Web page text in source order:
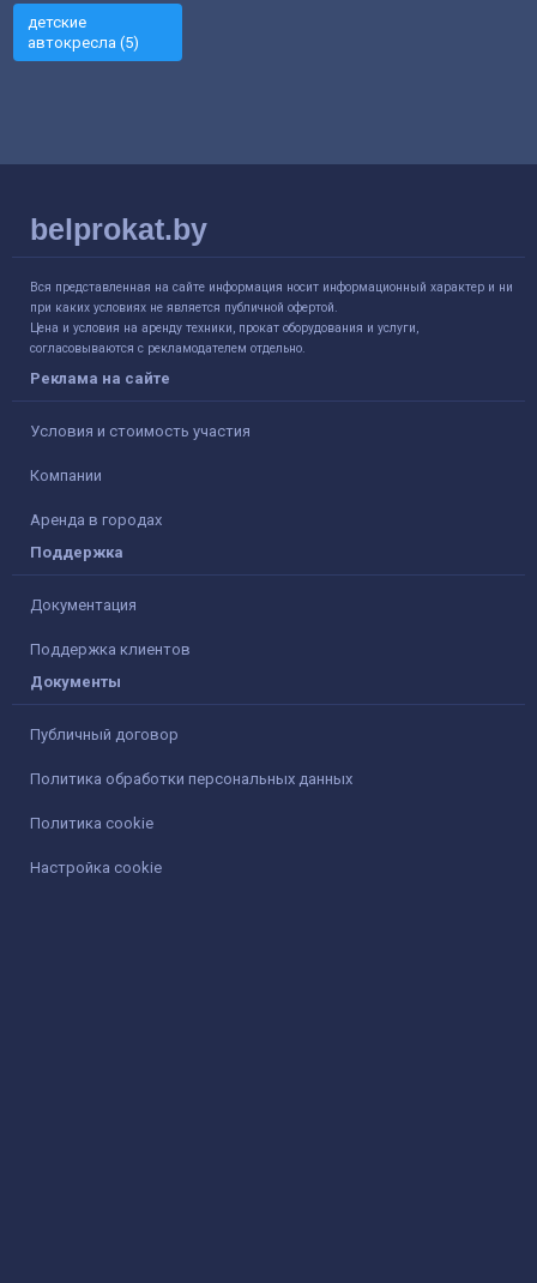
детские
автокресла (5)
belprokat.by
Вся представленная на сайте информация носит информационный характер и ни
при каких условиях не является публичной офертой.
Цена и условия на аренду техники, прокат оборудования и услуги,
согласовываются с рекламодателем отдельно.
Реклама на сайте
Условия и стоимость участия
Компании
Аренда в городах
Поддержка
Документация
Поддержка клиентов
Документы
Публичный договор
Политика обработки персональных данных
Политика cookie
Настройка cookie